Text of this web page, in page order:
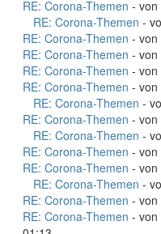
RE: Corona-Themen - von
RE: Corona-Themen -
RE: Corona-Themen - von
RE: Corona-Themen - von
RE: Corona-Themen - von
RE: Corona-Themen - von
RE: Corona-Themen -
RE: Corona-Themen - von
RE: Corona-Themen -
RE: Corona-Themen - von
RE: Corona-Themen - von
RE: Corona-Themen -
RE: Corona-Themen - von
RE: Corona-Themen - von